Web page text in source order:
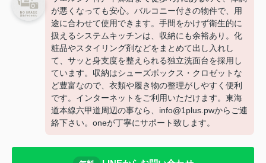
が悪くなっても安心。バルコニー付きの物件で、用
途に合わせて使用できます。手間をかけず衛生的に
扱えるシステムキッチンは、収納にも余裕あり。化
粧品やスタイリング剤などをまとめて出し入れし
て、サッと身支度を整えられる独立洗面台を採用し
ています。収納はシューズボックス・クロゼットな
ど豊富なので、衣類や履き物の整理がしやすく便利
です。インターネットをご利用いただけます。東海
道本線六甲道周辺の事なら、info@1plus.pwからご連
絡下さい。oneが丁寧にサポート致します。